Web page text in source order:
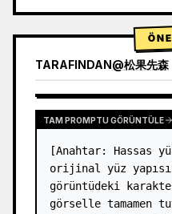
TARAFINDAN@松果先森
TAM PROMPTU GÖRÜNTÜLE
[Anahtar: Hassas
orijinal yüz
görüntüdeki
görselle tamamen